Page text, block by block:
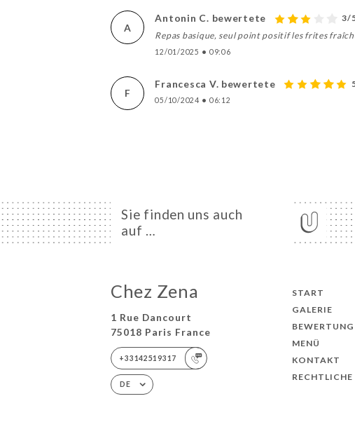
A
Antonin C. bewertete
3/
Repas basique, seul point positif les frites
12/01/2025 • 09:06
F
Francesca V. bewertete
05/10/2024 • 06:12
Sie finden uns auch
auf …
Chez Zena
1 Rue Dancourt
75018 Paris France
+33142519317
DE
START
GALERIE
BEWERTUNG
MENÜ
KONTAKT